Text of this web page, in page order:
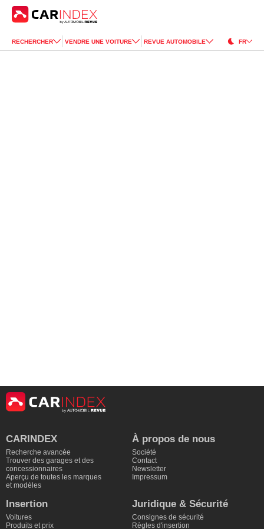
RECHERCHER VENDRE UNE VOITURE REVUE AUTOMOBILE FR
CARINDEX
Recherche avancée
Trouver des garages et des
concessionnaires
Aperçu de toutes les marques
et modèles
À propos de nous
Société
Contact
Newsletter
Impressum
Insertion
Voitures
Produits et prix
Juridique & Sécurité
Consignes de sécurité
Règles d'insertion